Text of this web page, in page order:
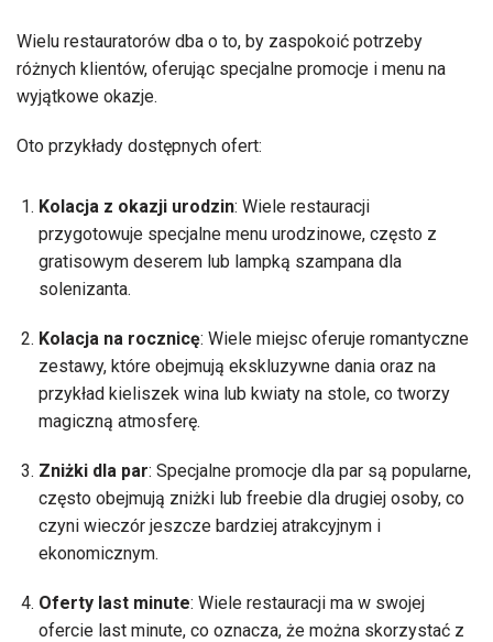
Wielu restauratorów dba o to, by zaspokoić potrzeby
różnych klientów, oferując specjalne promocje i menu na
wyjątkowe okazje.
Oto przykłady dostępnych ofert:
Kolacja z okazji urodzin: Wiele restauracji
przygotowuje specjalne menu urodzinowe, często z
gratisowym deserem lub lampką szampana dla
solenizanta.
Kolacja na rocznicę: Wiele miejsc oferuje romantyczne
zestawy, które obejmują ekskluzywne dania oraz na
przykład kieliszek wina lub kwiaty na stole, co tworzy
magiczną atmosferę.
Zniżki dla par: Specjalne promocje dla par są popularne,
często obejmują zniżki lub freebie dla drugiej osoby, co
czyni wieczór jeszcze bardziej atrakcyjnym i
ekonomicznym.
Oferty last minute: Wiele restauracji ma w swojej
ofercie last minute, co oznacza, że można skorzystać z